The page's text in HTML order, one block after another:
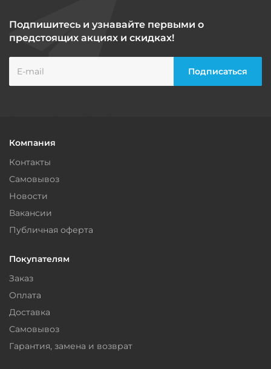
Подпишитесь и узнавайте первыми о
предстоящих акциях и скидках!
Компания
Контакты
Самовывоз
Новости
Вакансии
Публичная оферта
Покупателям
Заказ
Оплата
Доставка
Самовывоз
Гарантия, замена и возврат